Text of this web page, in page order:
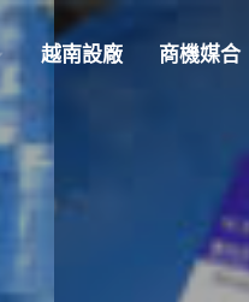
越南設廠 商機媒合